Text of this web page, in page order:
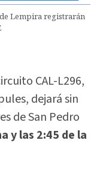
Lempira registrarán
CAL-L296,
dejará sin
de San Pedro
y las 2:45 de la